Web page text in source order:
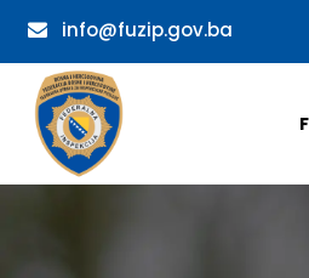
info@fuzip.gov.ba